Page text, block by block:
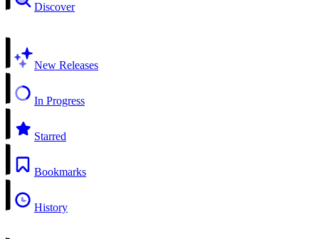
Discover
New Releases
In Progress
Starred
Bookmarks
History